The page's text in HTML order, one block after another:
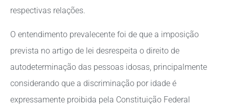
respectivas relações.
O entendimento prevalecente foi de que a imposição
prevista no artigo de lei desrespeita o direito de
autodeterminação das pessoas idosas, principalmente
considerando que a discriminação por idade é
expressamente proibida pela Constituição Federal